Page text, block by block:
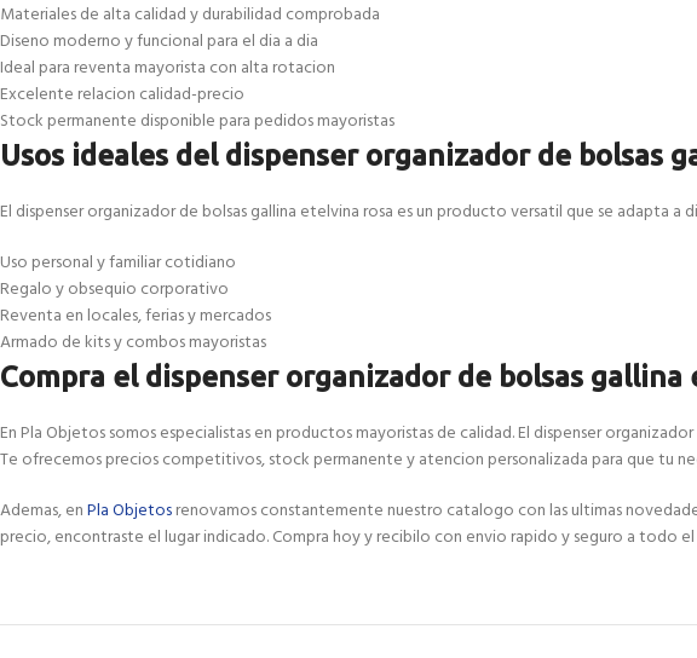
Materiales de alta calidad y durabilidad comprobada
Diseno moderno y funcional para el dia a dia
Ideal para reventa mayorista con alta rotacion
Excelente relacion calidad-precio
Stock permanente disponible para pedidos mayoristas
Usos ideales del dispenser organizador de bolsas
El dispenser organizador de bolsas gallina etelvina rosa es un producto versatil que se adapta
Uso personal y familiar cotidiano
Regalo y obsequio corporativo
Reventa en locales, ferias y mercados
Armado de kits y combos mayoristas
Compra el dispenser organizador de bolsas
En Pla Objetos somos especialistas en productos mayoristas de calidad. El dispenser
Te ofrecemos precios competitivos, stock permanente y atencion personalizada para que tu
Ademas, enPla Objetosrenovamos constantemente nuestro catalogo con las ultimas
precio, encontraste el lugar indicado. Compra hoy y recibilo con envio rapido y seguro a todo el